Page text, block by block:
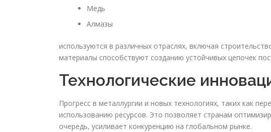
Медь
Алмазы
используются в различных отраслях, включая
материалы способствуют созданию устойчивых цепочек
Технологические
Прогресс в металлургии и новых технологиях, таких как
использованию ресурсов. Это позволяет странам
очередь, усиливает конкуренцию на глобальном рынке.